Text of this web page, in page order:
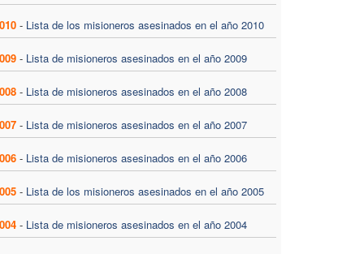
- Lista de los misioneros asesinados en el año 2010
- Lista de misioneros asesinados en el año 2009
- Lista de misioneros asesinados en el año 2008
- Lista de misioneros asesinados en el año 2007
- Lista de misioneros asesinados en el año 2006
- Lista de los misioneros asesinados en el año 2005
- Lista de misioneros asesinados en el año 2004